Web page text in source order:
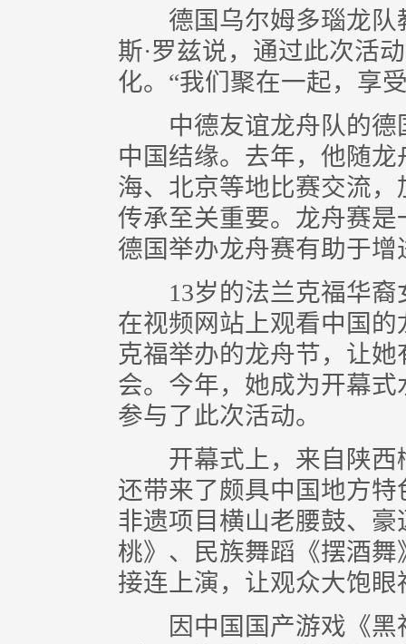
德国乌尔姆多瑙龙队
斯·罗兹说，通过此次活
化。“我们聚在一起，享
中德友谊龙舟队的德
中国结缘。去年，他随
海、北京等地比赛交流
传承至关重要。龙舟赛
德国举办龙舟赛有助于
13岁的法兰克福华裔
在视频网站上观看中国
克福举办的龙舟节，让
会。今年，她成为开幕
参与了此次活动。
开幕式上，来自陕西
还带来了颇具中国地方
非遗项目横山老腰鼓、
桃》、民族舞蹈《摆酒
接连上演，让观众大饱眼
因中国国产游戏《黑